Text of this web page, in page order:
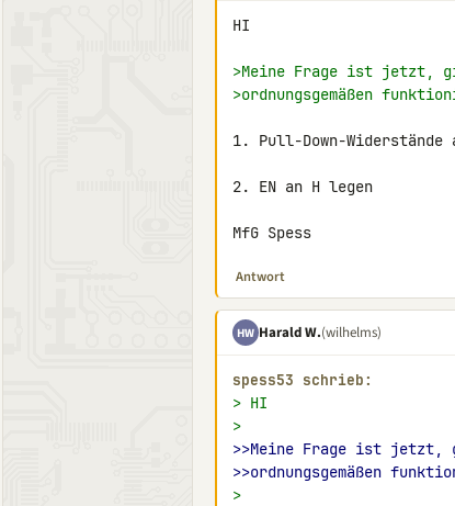
HI
>Meine Frage ist jetzt,
>ordnungsgemäßen
1. Pull-Down-Widerstände
2. EN an H legen
MfG Spess
Antwort
HW Harald W.(wilhelms)
spess53 schrieb:
> HI
>
>>Meine Frage ist jetzt,
>>ordnungsgemäßen
>